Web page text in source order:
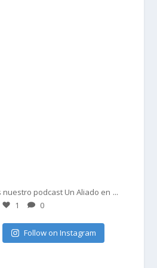
nuestro podcast Un Aliado en ...
1 0
Follow on Instagram